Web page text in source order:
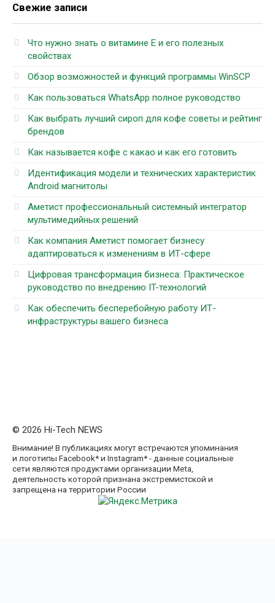
Свежие записи
Что нужно знать о витамине Е и его полезных
свойствах
Обзор возможностей и функций программы WinSCP
Как пользоваться WhatsApp полное руководство
Как выбрать лучший сироп для кофе советы и рейтинг
брендов
Как называется кофе с какао и как его готовить
Идентификация модели и технических характеристик
Android магнитолы
Аметист профессиональный системный интегратор
мультимедийных решений
Как компания Аметист помогает бизнесу
адаптироваться к изменениям в ИТ-сфере
Цифровая трансформация бизнеса: Практическое
руководство по внедрению IT-технологий
Как обеспечить бесперебойную работу ИТ-
инфраструктуры вашего бизнеса
© 2026 Hi-Tech NEWS
Внимание! В публикациях могут встречаются упоминания
и логотипы Facebook* и Instagram* - данные социальные
сети являются продуктами организации Meta,
деятельность которой признана экстремистской и
запрещена на территории России